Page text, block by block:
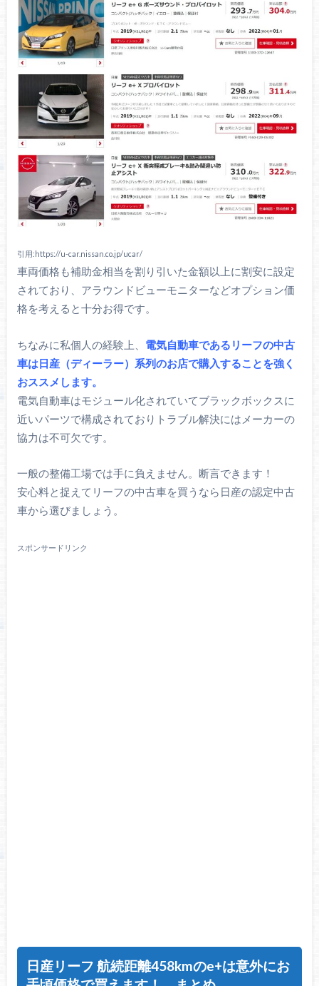
引用:https://u-car.nissan.co.jp/ucar/
車両価格も補助金相当を割り引いた金額以上に割安に設定
されており、アラウンドビューモニターなどオプション価
格を考えると十分お得です。
ちなみに私個人の経験上、 電気自動車であるリーフの中古
車は日産（ディーラー）系列のお店で購入することを強く
おススメします。
電気自動車はモジュール化されていてブラックボックスに
近いパーツで構成されておりトラブル解決にはメーカーの
協力は不可欠です。
一般の整備工場では手に負えません。断言できます！
安心料と捉えてリーフの中古車を買うなら日産の認定中古
車から選びましょう。
スポンサードリンク
日産リーフ 航続距離458kmのe+は意外にお